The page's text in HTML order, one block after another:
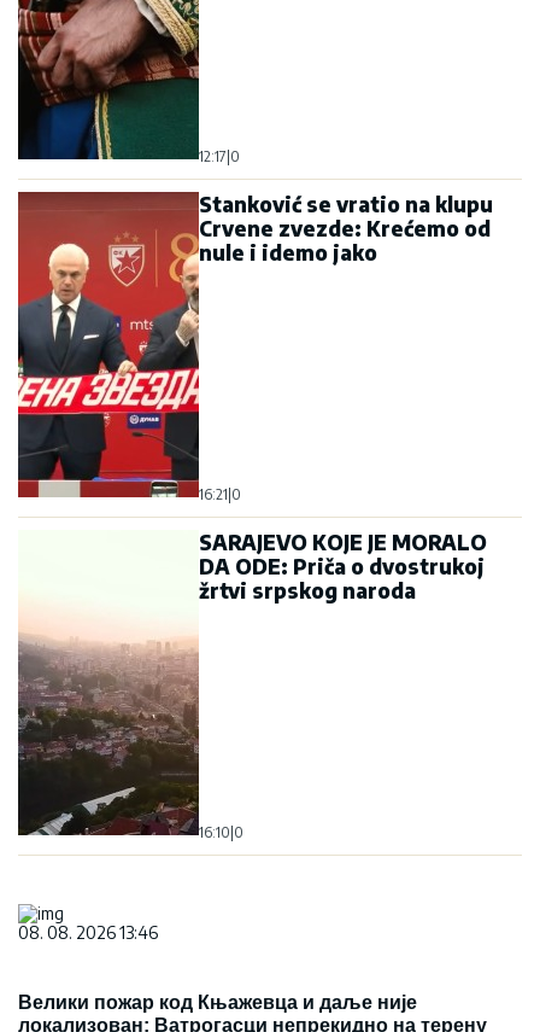
12:17 0
Stanković se vratio na klupu
Crvene zvezde: Krećemo od
nule i idemo jako
16:21 0
SARAJEVO KOJE JE MORALO
DA ODE: Priča o dvostrukoj
žrtvi srpskog naroda
16:10 0
08. 08. 2026 13:46
Велики пожар код Књажевца и даље није
локализован: Ватрогасци непрекидно на терену